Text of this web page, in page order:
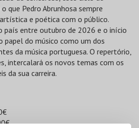
que Pedro Abrunhosa sempre
e poética com o público.
o país entre outubro de 2026 e o início
papel do músico como um dos
da música portuguesa. O repertório,
intercalará os novos temas com os
da sua carreira.